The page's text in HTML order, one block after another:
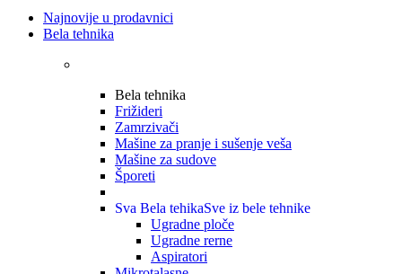
Najnovije u prodavnici
Bela tehnika
Bela tehnika
Frižideri
Zamrzivači
Mašine za pranje i sušenje veša
Mašine za sudove
Šporeti
Sva Bela tehikaSve iz bele tehnike
Ugradne ploče
Ugradne rerne
Aspiratori